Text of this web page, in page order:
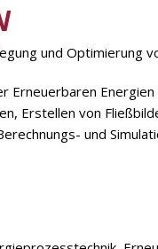
und Optimierung
Erneuerbaren Energien
Erstellen von
und